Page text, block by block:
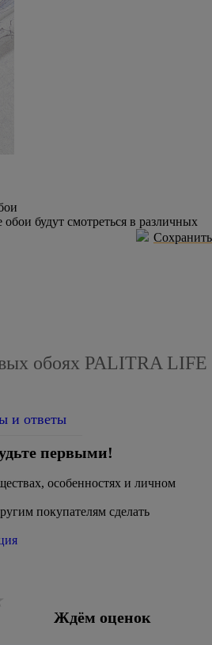
будут смотреться в различных
Сохранить
обоях PALITRA LIFE
и ответы
первыми!
особенностях и личном
покупателям сделать
Ждём оценок